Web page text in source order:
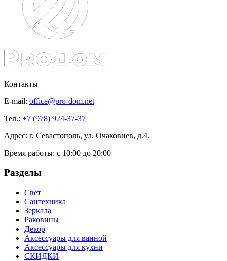
Контакты
E-mail: office@pro-dom.net
Тел.: +7 (978) 924-37-37
Адрес: г. Севастополь, ул. Очаковцев, д.4.
Время работы: с 10:00 до 20:00
Разделы
Свет
Сантехника
Зеркала
Раковины
Декор
Аксессуары для ванной
Аксессуары для кухни
СКИДКИ